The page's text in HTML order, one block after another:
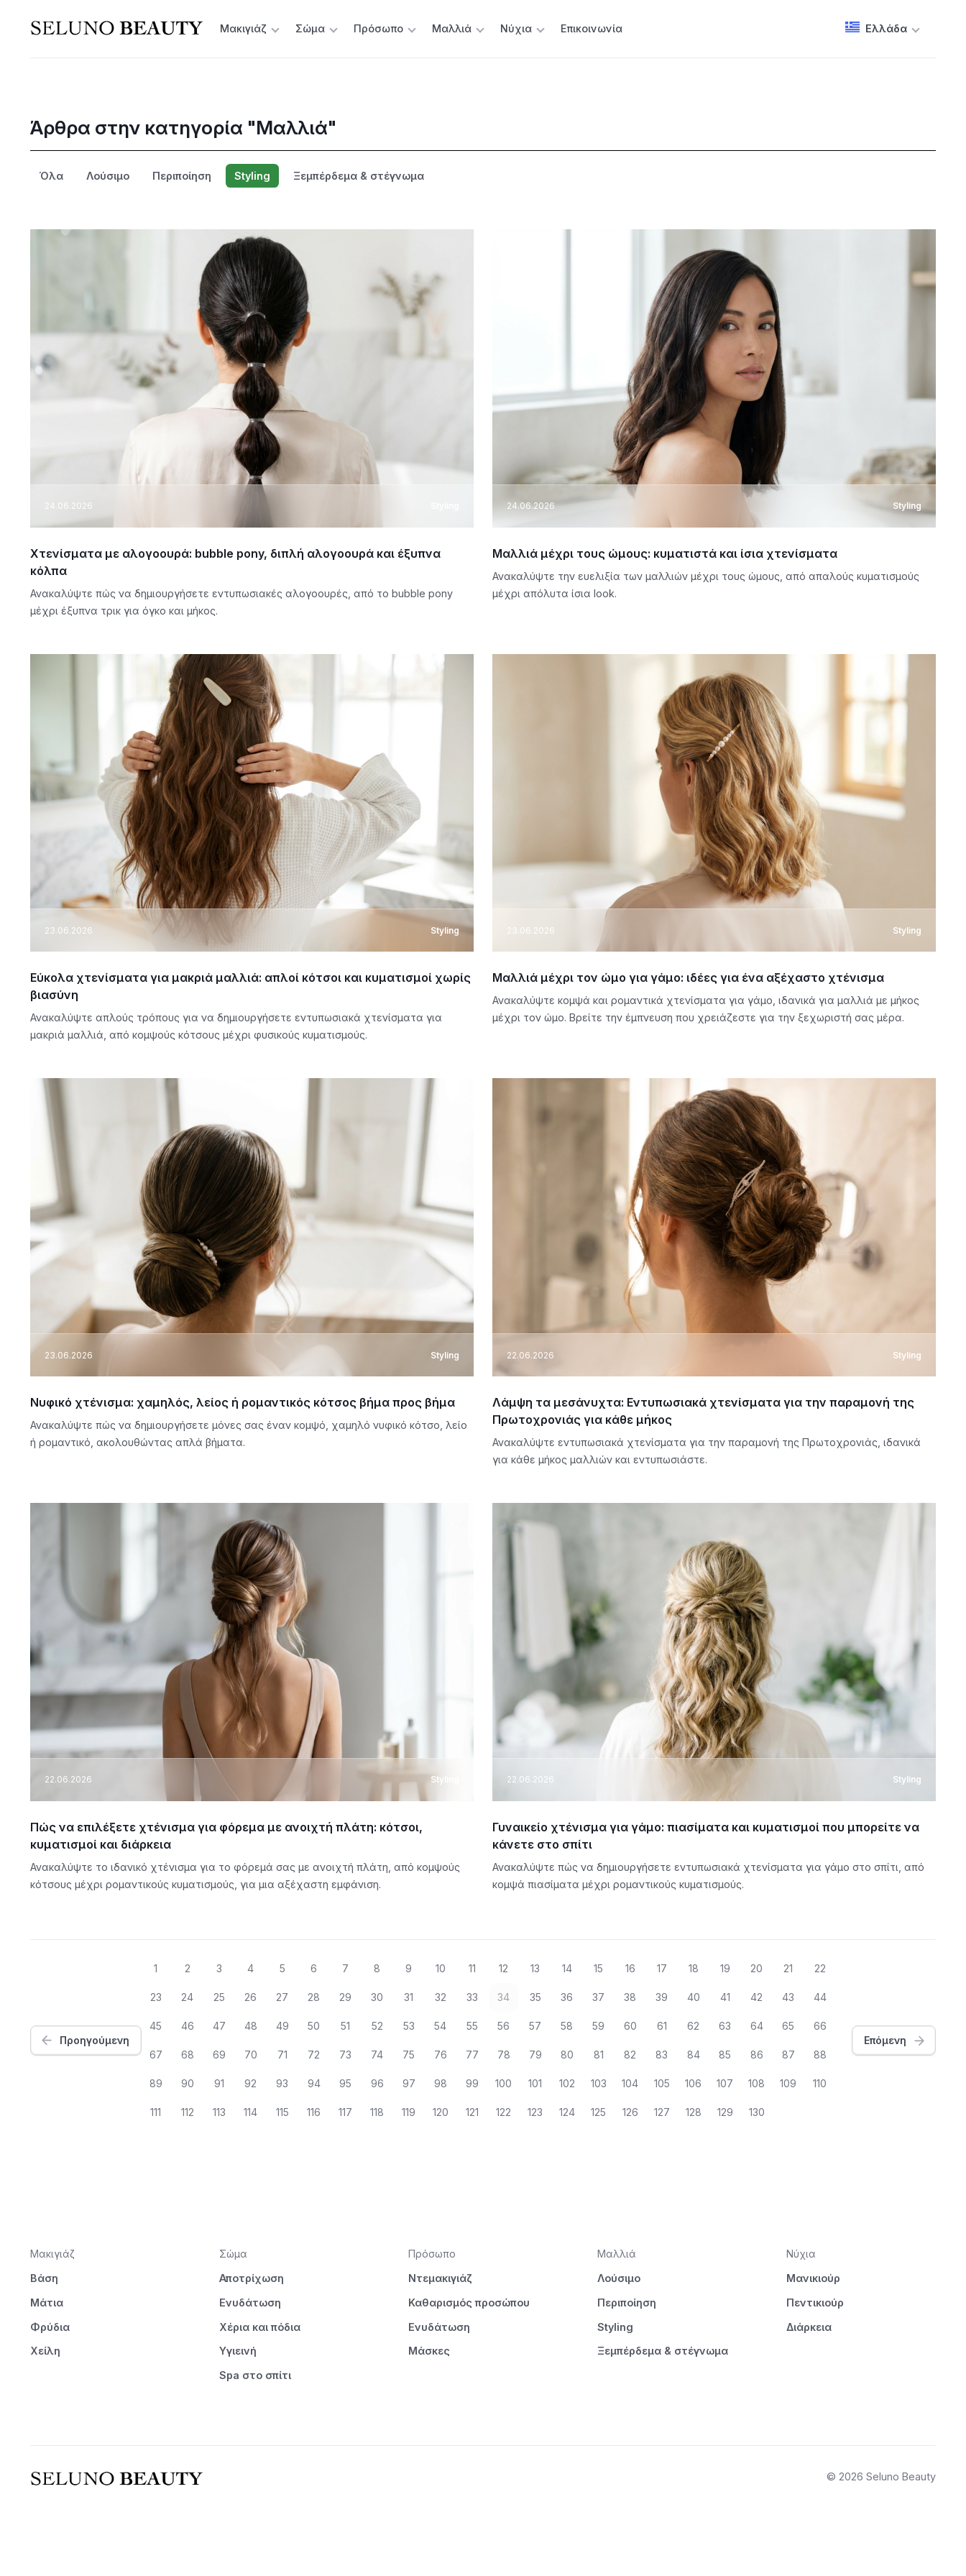
Μακιγιάζ Σώμα Πρόσωπο Μαλλιά Νύχια Επικοινωνία Ελλάδα
Άρθρα στην κατηγορία "Μαλλιά"
Όλα Λούσιμο Περιποίηση Styling Ξεμπέρδεμα & στέγνωμα
24.06.2026
Χτενίσματα με αλογοουρά: bubble pony, διπλή αλογοουρά και έξυπνα
κόλπα
Ανακαλύψτε πώς να δημιουργήσετε εντυπωσιακές αλογοουρές, από το bubble pony
μέχρι έξυπνα τρικ για όγκο και μήκος.
24.06.2026 Styling
Μαλλιά μέχρι τους ώμους: κυματιστά και ίσια χτενίσματα
Ανακαλύψτε την ευελιξία των μαλλιών μέχρι τους ώμους, από απαλούς κυματισμούς
μέχρι απόλυτα ίσια look.
23.06.2026 Styling
Εύκολα χτενίσματα για μακριά μαλλιά: απλοί κότσοι και κυματισμοί χωρίς
βιασύνη
Ανακαλύψτε απλούς τρόπους για να δημιουργήσετε εντυπωσιακά χτενίσματα για
μακριά μαλλιά, από κομψούς κότσους μέχρι φυσικούς κυματισμούς.
23.06.2026 Styling
Μαλλιά μέχρι τον ώμο για γάμο: ιδέες για ένα αξέχαστο χτένισμα
Ανακαλύψτε κομψά και ρομαντικά χτενίσματα για γάμο, ιδανικά για μαλλιά με μήκος
μέχρι τον ώμο. Βρείτε την έμπνευση που χρειάζεστε για την ξεχωριστή σας μέρα.
23.06.2026 Styling
Νυφικό χτένισμα: χαμηλός, λείος ή ρομαντικός κότσος βήμα προς βήμα
Ανακαλύψτε πώς να δημιουργήσετε μόνες σας έναν κομψό, χαμηλό νυφικό κότσο, λείο
ή ρομαντικό, ακολουθώντας απλά βήματα.
22.06.2026 Styling
Λάμψη τα μεσάνυχτα: Εντυπωσιακά χτενίσματα για την παραμονή της
Πρωτοχρονιάς για κάθε μήκος
Ανακαλύψτε εντυπωσιακά χτενίσματα για την παραμονή της Πρωτοχρονιάς, ιδανικά
για κάθε μήκος μαλλιών και εντυπωσιάστε.
22.06.2026 Styling
Πώς να επιλέξετε χτένισμα για φόρεμα με ανοιχτή πλάτη: κότσοι,
κυματισμοί και διάρκεια
Ανακαλύψτε το ιδανικό χτένισμα για το φόρεμά σας με ανοιχτή πλάτη, από κομψούς
κότσους μέχρι ρομαντικούς κυματισμούς, για μια αξέχαστη εμφάνιση.
22.06.2026 Styling
Γυναικείο χτένισμα για γάμο: πιασίματα και κυματισμοί που μπορείτε να
κάνετε στο σπίτι
Ανακαλύψτε πώς να δημιουργήσετε εντυπωσιακά χτενίσματα για γάμο στο σπίτι, από
κομψά πιασίματα μέχρι ρομαντικούς κυματισμούς.
Προηγούμενη
1 2 3 4 5 6 7 8 9 10 11 12 13 14 15 16 17 18 19 20 21 22
23 24 25 26 27 28 29 30 31 32 33 34 35 36 37 38 39 40 41 42 43 44
45 46 47 48 49 50 51 52 53 54 55 56 57 58 59 60 61 62 63 64 65 66
67 68 69 70 71 72 73 74 75 76 77 78 79 80 81 82 83 84 85 86 87 88
89 90 91 92 93 94 95 96 97 98 99 100 101 102 103 104 105 106 107 108 109 110
111 112 113 114 115 116 117 118 119 120 121 122 123 124 125 126 127 128 129 130
Επόμενη
Μακιγιάζ
Βάση
Μάτια
Φρύδια
Χείλη
Σώμα
Αποτρίχωση
Ενυδάτωση
Χέρια και πόδια
Υγιεινή
Spa στο σπίτι
Πρόσωπο
Ντεμακιγιάζ
Καθαρισμός προσώπου
Ενυδάτωση
Μάσκες
Μαλλιά
Λούσιμο
Περιποίηση
Styling
Ξεμπέρδεμα & στέγνωμα
Νύχια
Μανικιούρ
Πεντικιούρ
Διάρκεια
© 2026 Seluno Beauty